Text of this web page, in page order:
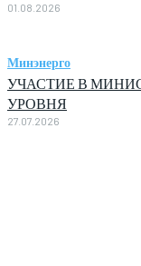
01.08.2026
Минэнерго
УЧАСТИЕ В
УРОВНЯ
27.07.2026